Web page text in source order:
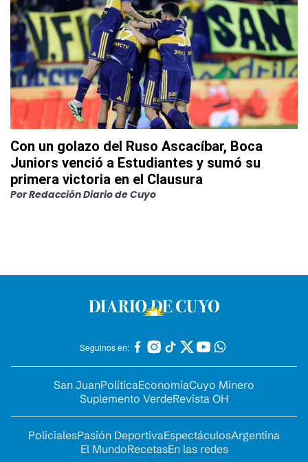
Con un golazo del Ruso Ascacíbar, Boca
Juniors venció a Estudiantes y sumó su
primera victoria en el Clausura
PorRedacción Diario de Cuyo
Seguinos en:
San JuanPolíticaEconomíaCuyo Minero
Suplemento VerdeRevista OH
PolicialesPasión DeportivaEspectáculosArgentina
El MundoRecetasEn las redes